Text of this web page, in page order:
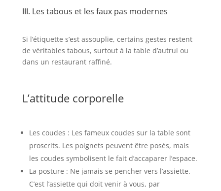
III. Les tabous et les faux pas modernes
Si l’étiquette s’est assouplie, certains gestes restent
de véritables tabous, surtout à la table d’autrui ou
dans un restaurant raffiné.
L’attitude corporelle
Les coudes : Les fameux coudes sur la table sont
proscrits. Les poignets peuvent être posés, mais
les coudes symbolisent le fait d’accaparer l’espace.
La posture : Ne jamais se pencher vers l’assiette.
C’est l’assiette qui doit venir à vous, par